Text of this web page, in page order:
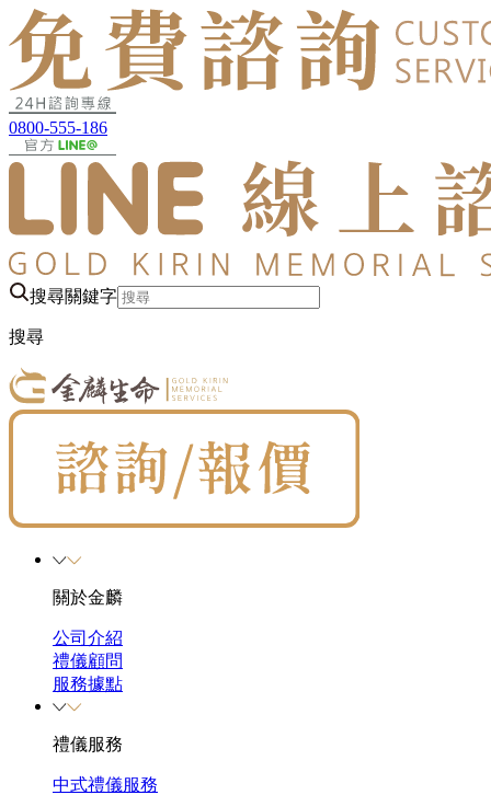
0800-555-186
搜尋關鍵字
搜尋
關於金麟
公司介紹
禮儀顧問
服務據點
禮儀服務
中式禮儀服務